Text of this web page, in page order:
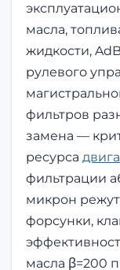
масла,
жидкости,
рулевого
фильтров
замена —
ресурса
фильтрации
микрон
форсунки,
масла β=200